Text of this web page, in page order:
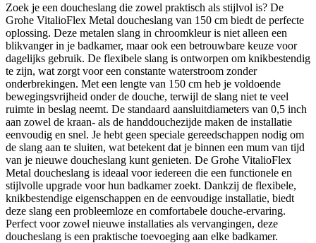
Zoek je een doucheslang die zowel praktisch als stijlvol is? De
Grohe VitalioFlex Metal doucheslang van 150 cm biedt de perfecte
oplossing. Deze metalen slang in chroomkleur is niet alleen een
blikvanger in je badkamer, maar ook een betrouwbare keuze voor
dagelijks gebruik. De flexibele slang is ontworpen om knikbestendig
te zijn, wat zorgt voor een constante waterstroom zonder
onderbrekingen. Met een lengte van 150 cm heb je voldoende
bewegingsvrijheid onder de douche, terwijl de slang niet te veel
ruimte in beslag neemt. De standaard aansluitdiameters van 0,5 inch
aan zowel de kraan- als de handdouchezijde maken de installatie
eenvoudig en snel. Je hebt geen speciale gereedschappen nodig om
de slang aan te sluiten, wat betekent dat je binnen een mum van tijd
van je nieuwe doucheslang kunt genieten. De Grohe VitalioFlex
Metal doucheslang is ideaal voor iedereen die een functionele en
stijlvolle upgrade voor hun badkamer zoekt. Dankzij de flexibele,
knikbestendige eigenschappen en de eenvoudige installatie, biedt
deze slang een probleemloze en comfortabele douche-ervaring.
Perfect voor zowel nieuwe installaties als vervangingen, deze
doucheslang is een praktische toevoeging aan elke badkamer.